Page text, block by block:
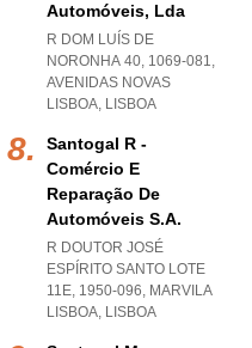
Automóveis, Lda
R DOM LUÍS DE
NORONHA 40, 1069-081,
AVENIDAS NOVAS
LISBOA, LISBOA
Santogal R -
Comércio E
Reparação De
Automóveis S.a.
R DOUTOR JOSÉ
ESPÍRITO SANTO LOTE
11E, 1950-096, MARVILA
LISBOA, LISBOA